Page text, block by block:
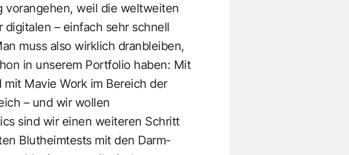
vorangehen, weil die weltweiten
– einfach sehr schnell
muss also wirklich dranbleiben,
in unserem Portfolio haben: Mit
Mavie Work im Bereich der
– und wir wollen
sind wir einen weiteren Schritt
Blutheimtests mit den Darm-